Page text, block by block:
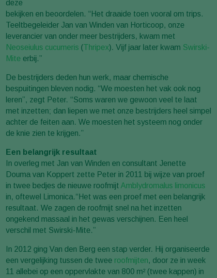
deze
bekijken en beoordelen. “Het draaide toen vooral om trips.
Teeltbegeleider Jan van Winden van Horticoop, onze
leverancier van onder meer bestrijders, kwam met
Neoseiulus cucumeris (Thripex). Vijf jaar later kwam Swirski-
Mite erbij.”
De bestrijders deden hun werk, maar chemische
bespuitingen bleven nodig. “We moesten het vak ook nog
leren”, zegt Peter. “Soms waren we gewoon veel te laat
met inzetten; dan liepen we met onze bestrijders heel simpel
achter de feiten aan. We moesten het systeem nog onder
de knie zien te krijgen.”
Een belangrijk resultaat
In overleg met Jan van Winden en consultant Jenette
Douma van Koppert zette Peter in 2011 bij wijze van proef
in twee bedjes de nieuwe roofmijt Amblydromalus limonicus
in, oftewel Limonica.“Het was een proef met een belangrijk
resultaat. We zagen de roofmijt snel na het inzetten
ongekend massaal in het gewas verschijnen. Een heel
verschil met Swirski-Mite.”
In 2012 ging Van den Berg een stap verder. Hij organiseerde
een vergelijking tussen de twee roofmijten, door ze in week
11 allebei op een oppervlakte van 800 m² (twee kappen) in